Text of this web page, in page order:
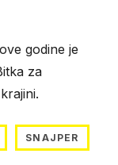
godine je
za
SNAJPER